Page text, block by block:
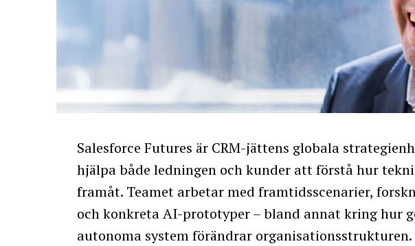
Salesforce Futures är CRM-jättens globala
hjälpa både ledningen och kunder att förstå hur
framåt. Teamet arbetar med framtidsscenarier,
och konkreta AI-prototyper – bland annat kring hur
autonoma system förändrar organisationsstrukturen.